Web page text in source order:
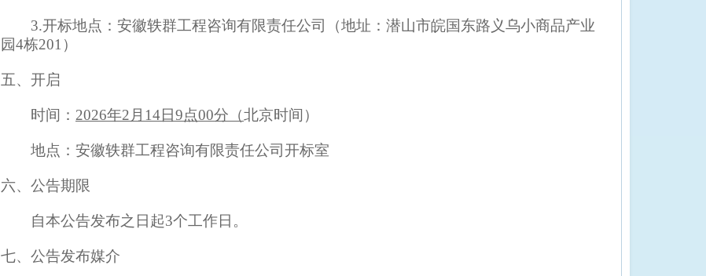
3.开标地点： 安徽轶群工程咨询有限责任公司 （地址：潜山市皖国东路义乌小商品产业
园4栋201 ）
五、开启
时间： 2026年2月14日9点00分 （北京时间）
地点： 安徽轶群工程咨询有限责任公司开标室
六、公告期限
自本公告发布之日起3个工作日。
七、 公告发布媒介